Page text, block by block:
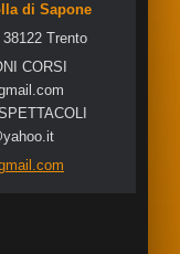
di Sapone
Trento
CORSI
.com